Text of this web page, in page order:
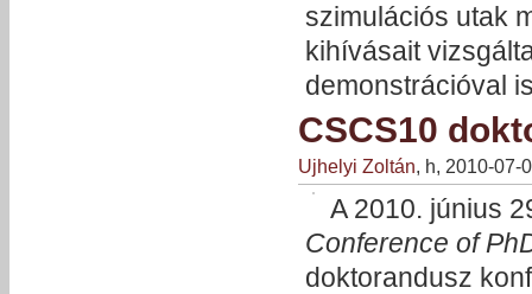
szimulációs utak
kihívásait
demonstrációval
CSCS10
Ujhelyi Zoltán, h, 2010-07-
A 2010. június
Conference of
doktorandusz